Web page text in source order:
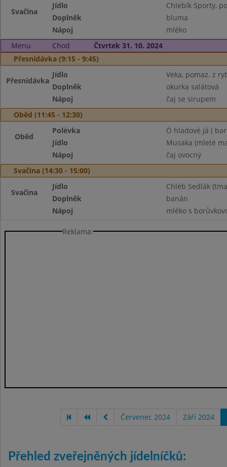
Svačina
Jídlo
Chlebík Sporty,
Doplněk
bluma
Nápoj
mléko
Menu
Chod
Čtvrtek 31. 10. 2024
Přesnídávka (9:15 - 9:45)
Přesnídávka
Jídlo
Veka, pomaz. z
Doplněk
okurka salátová
Nápoj
čaj se sirupem
Oběd (11:45 - 12:30)
Oběd
Polévka
Ó hladové já (
Jídlo
Musaka (mleté
Nápoj
čaj ovocný
Svačina (14:30 - 15:00)
Svačina
Jídlo
Chléb Sedlák
Doplněk
banán
Nápoj
mléko s
Reklama:
Červenec 2024 Září 2024
Přehled zveřejněných jídelníčků: